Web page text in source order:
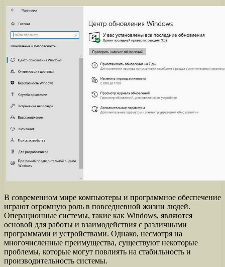
В современном мире компьютеры и программное обеспечение
играют огромную роль в повседневной жизни людей.
Операционные системы, такие как Windows, являются
основой для работы и взаимодействия с различными
программами и устройствами. Однако, несмотря на
многочисленные преимущества, существуют некоторые
проблемы, которые могут повлиять на стабильность и
производительность системы.